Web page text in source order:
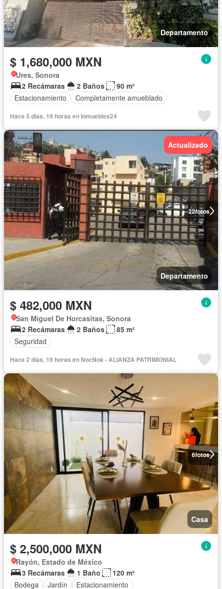
Departamento
$ 1,680,000 MXN
Ures, Sonora
2 Recámaras
2 Baños
90 m²
Estacionamiento
Completamente amueblado
Hace 5 días, 19 horas en Inmuebles24
22fotos
Actualizado
Departamento
$ 482,000 MXN
San Miguel De Horcasitas, Sonora
2 Recámaras
2 Baños
85 m²
Seguridad
Hace 2 días, 19 horas en NocNok - ALIANZA PATRIMONIAL
6fotos
Casa
$ 2,500,000 MXN
Rayón, Estado de México
3 Recámaras
1 Baño
120 m²
Bodega
Jardín Estacionamiento